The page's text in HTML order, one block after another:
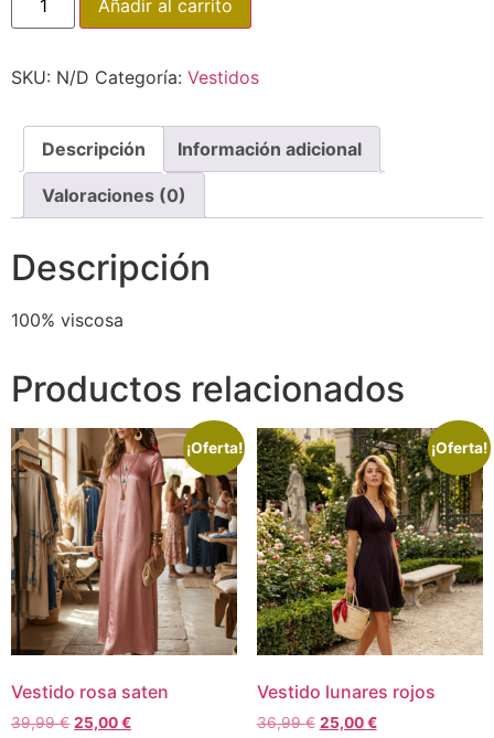
Añadir al carrito
SKU: N/D Categoría: Vestidos
Descripción Información adicional
Valoraciones (0)
Descripción
100% viscosa
Productos relacionados
¡Oferta!
Vestido rosa saten
39,99€ 25,00€
¡Oferta!
Vestido lunares rojos
36,99€ 25,00€